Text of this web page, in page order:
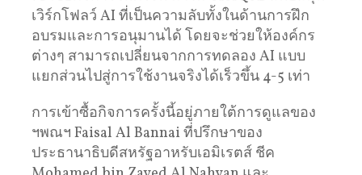
เวิร์กโฟลว์ AI ที่เป็นความลับทั้งในด้านการฝึก
อบรมและการอนุมานได้ โดยจะช่วยให้องค์กร
ต่างๆ สามารถเปลี่ยนจากการทดลอง AI แบบ
แยกส่วนไปสู่การใช้งานจริงได้เร็วขึ้น 4-5 เท่า
การเข้าซื้อกิจการครั้งนี้อยู่ภายใต้การดูแลของ
ฯพณฯ Faisal Al Bannai ที่ปรึกษาของ
ประธานาธิบดีสหรัฐอาหรับเอมิเรตส์ ชีค